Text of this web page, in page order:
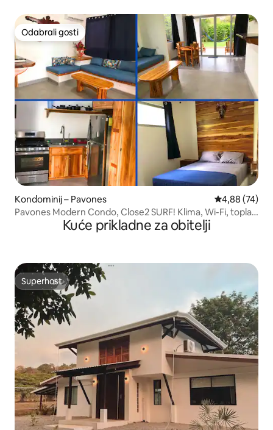
Odabrali gosti
Odabrali gosti
Kondominij – Pavones Prosječna
4,88 (74)
Pavones Modern Condo, Close2 SURF! Klima, Wi-Fi, topla
Kuće prikladne za obitelji
Superhost
Superhost